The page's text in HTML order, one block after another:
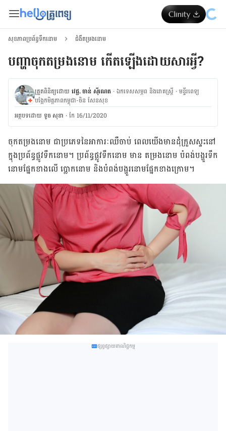
សុខភាពប្រព័ន្ធទឹកនោម ជំងឺតម្រងនោម
បញ្ហា​ចុក​តម្រងនោម កើត​ឡើង​ដោយ​សារអ្វី?
ត្រួតពិនិត្យដោយ វេជ្ជ. ចាន់ ស៊ីណេត ·ឯកទេសសម្ភព និងរោគស្ត្រី ·ម​ន្ទីរពេទ្យ
បង្អែកមិត្តភាពកម្ពុជា-ចិន សែនសុខ
អត្ថបទ​ដោយ ទូច សុខា ·កែ 16/11/2020
ចុក​តម្រង​នោម​ ជា​ប្រភេទ​នៃអា​ការៈ​ឈឺ​ចាប់ ពេល​យើង​​មាន​ដុំក្រួស​ស្ទះ​នៅ​
ក្នុង​ប្រព័ន្ធ​​ផ្លូវ​ទឹក​នោម។ ប្រព័ន្ធ​ផ្លូវ​ទឹក​នោម​ ​មាន ​តម្រង​នោម បំពង់​បង្ហួរ​ទឹក​
នោម​ផ្នែក​ខាង​លើ ប្លោក​នោម និងបំពង់​បង្ហួរ​នោម​ផ្នែក​ខាង​ក្រោម។
ផ្សព្វផ្សាយពាណិជ្ជកម្ម